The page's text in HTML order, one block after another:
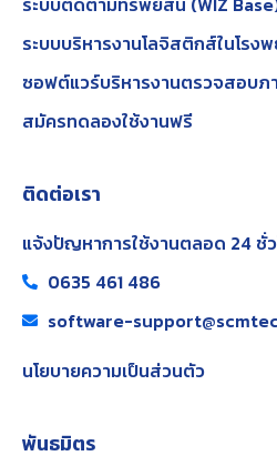
ระบบบริหารงานโลจิสติกส์ในโรง
ซอฟต์แวร์บริหารงานตรวจสอบภ
สมัครทดลองใช้งานฟรี
ติดต่อเรา
แจ้งปัญหาการใช้งานตลอด 24 ชั่
0635 461 486
software-
นโยบายความเป็นส่วนตัว
พันธมิตร